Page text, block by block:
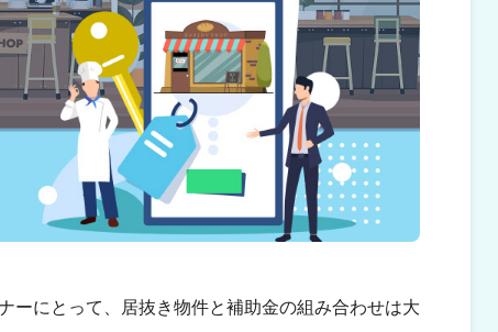
ーにとって、居抜き物件と補助金の組み合わせは大